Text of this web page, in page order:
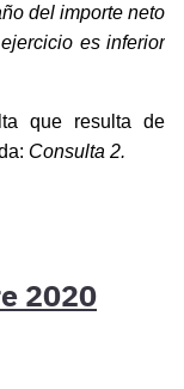
del importe neto
es inferior
que resulta de
Consulta 2.
2020